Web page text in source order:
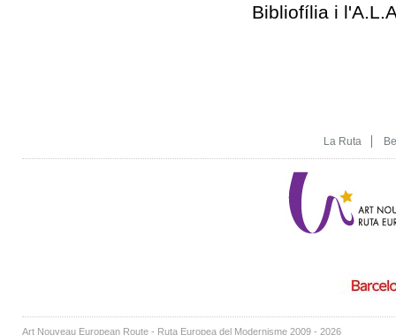
Bibliofília i
La Ruta
Art Nouveau European Route - Ruta Europea del Modernisme 2009 - 2026